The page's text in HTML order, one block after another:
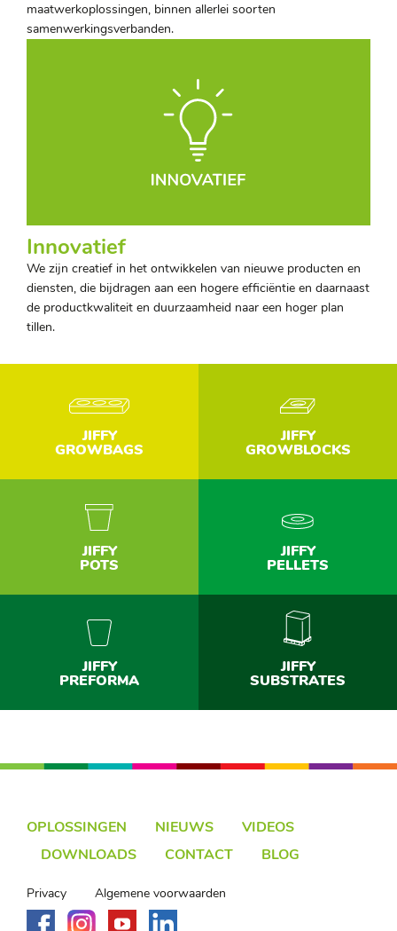
maatwerkoplossingen, binnen allerlei soorten
samenwerkingsverbanden.
Innovatief
We zijn creatief in het ontwikkelen van nieuwe producten en
diensten, die bijdragen aan een hogere efficiëntie en daarnaast
de productkwaliteit en duurzaamheid naar een hoger plan
tillen.
JIFFY
GROWBAGS
JIFFY
GROWBLOCKS
JIFFY
POTS
JIFFY
PELLETS
JIFFY
PREFORMA
JIFFY
SUBSTRATES
OPLOSSINGEN NIEUWS
VIDEOS
DOWNLOADS
CONTACT BLOG
Privacy Algemene voorwaarden